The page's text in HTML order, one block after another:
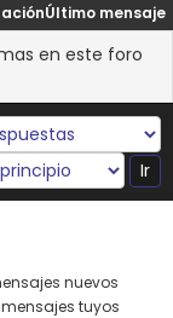
Último mensaje
en este foro
nuevos
tuyos